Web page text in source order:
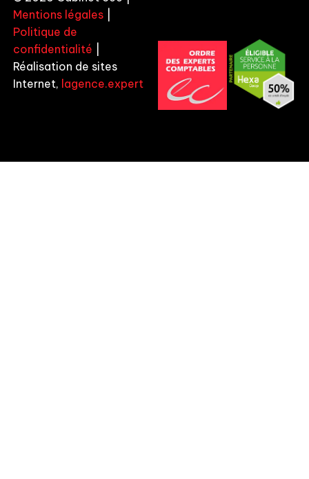
Mentions légales
Politique de
confidentialité
Réalisation de sites
Internet, lagence.expert